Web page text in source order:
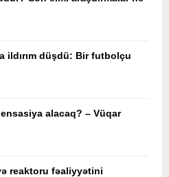
ildırım düşdü: Bir futbolçu
alacaq? – Vüqar
reaktoru fəaliyyətini